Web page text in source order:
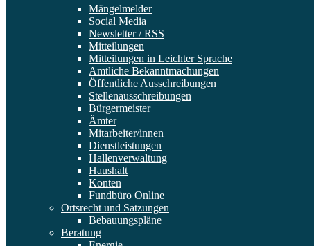
Mängelmelder
Social Media
Newsletter / RSS
Mitteilungen
Mitteilungen in Leichter Sprache
Amtliche Bekanntmachungen
Öffentliche Ausschreibungen
Stellenausschreibungen
Bürgermeister
Ämter
Mitarbeiter/innen
Dienstleistungen
Hallenverwaltung
Haushalt
Konten
Fundbüro Online
Ortsrecht und Satzungen
Bebauungspläne
Beratung